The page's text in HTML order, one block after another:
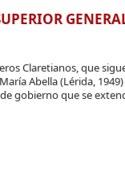
Claretianos, que
Abella (Lérida,
gobierno que se